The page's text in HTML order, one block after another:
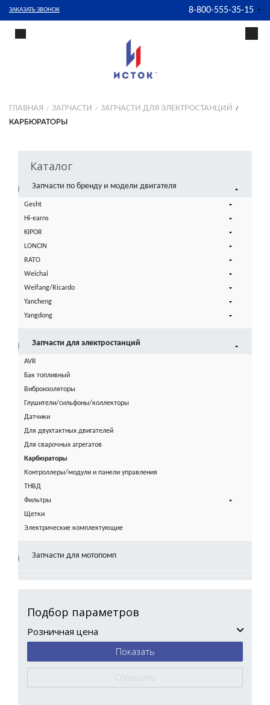
ЗАКАЗАТЬ ЗВОНОК 8-800-555-35-15
ГЛАВНАЯ ЗАПЧАСТИ
ЗАПЧАСТИ ДЛЯ ЭЛЕКТРОСТАНЦИЙ
КАРБЮРАТОРЫ
Каталог
Запчасти по бренду и модели двигателя
Gesht
Hi-earns
KIPOR
LONCIN
RATO
Weichai
Weifang/Ricardo
Yancheng
Yangdong
Запчасти для электростанций
AVR
Бак топливный
Виброизоляторы
Глушители/сильфоны/коллекторы
Датчики
Для двухтактных двигателей
Для сварочных агрегатов
Карбюраторы
Контроллеры/модули и панели управления
ТНВД
Фильтры
Щетки
Электрические комплектующие
Запчасти для мотопомп
Подбор параметров
Розничная цена